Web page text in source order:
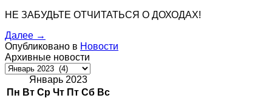
НЕ ЗАБУДЬТЕ ОТЧИТАТЬСЯ О ДОХОДАХ!
Далее →
Опубликовано в Новости
Архивные новости
Архивные
новостиЯнварь 2023
Пн Вт Ср Чт Пт Сб Вс